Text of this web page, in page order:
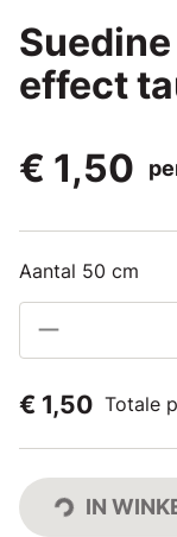
effect
€ 1,50
Aantal 50 cm
€ 1,50 Totale
IN